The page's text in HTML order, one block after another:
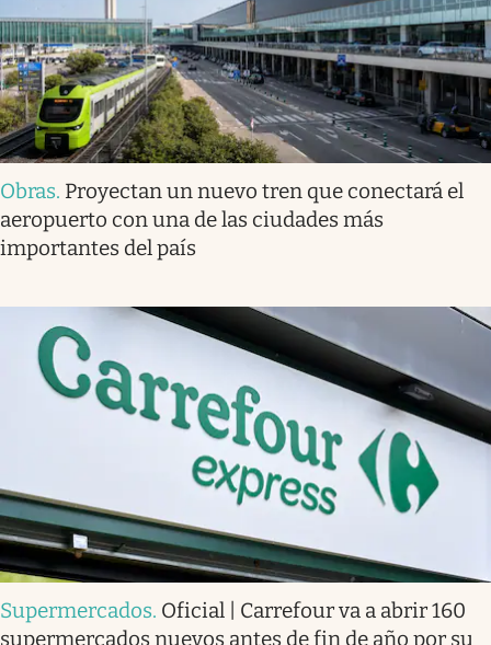
Obras. Proyectan un nuevo tren que conectará el
aeropuerto con una de las ciudades más
importantes del país
Supermercados. Oficial | Carrefour va a abrir 160
supermercados nuevos antes de fin de año por su